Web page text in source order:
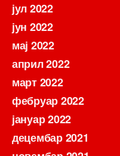
јул 2022
јун 2022
мај 2022
април 2022
март 2022
фебруар 2022
јануар 2022
децембар 2021